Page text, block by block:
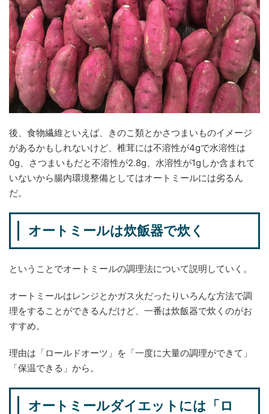
後、食物繊維といえば、きのこ類とかさつまいものイメージ
があるかもしれないけど、椎茸には不溶性が4gで水溶性は
0g、さつまいもだと不溶性が2.8g、水溶性が1gしか含まれて
いないから腸内環境整備としてはオートミールには劣るん
だ。
オートミールは炊飯器で炊く
ということでオートミールの調理法について説明していく。
オートミールはレンジとかガス火だったりいろんな方法で調
理をすることができるんだけど、一番は炊飯器で炊くのがお
すすめ。
理由は「ロールドオーツ」を「一度に大量の調理ができて」
「保温できる」から。
オートミールダイエットには「ロ